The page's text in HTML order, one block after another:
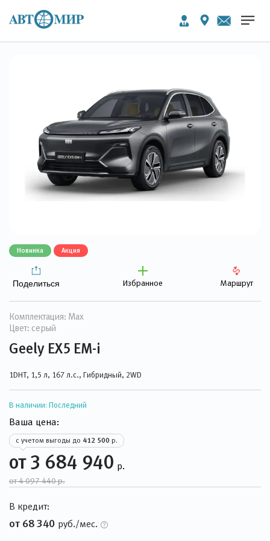
Новинка Акция
Поделиться Избранное Маршрут
Комплектация: Max
Цвет: серый
Geely EX5 EM-i
1DHT, 1,5 л, 167 л.с., Гибридный, 2WD
В наличии: Последний
Ваша цена:
с учетом выгоды до 412 500 р.
от 3 684 940 р.
от 4 097 440 р.
В кредит:
от 68 340 руб./мес.